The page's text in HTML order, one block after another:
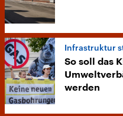
Infrastruktur
So soll das
werden